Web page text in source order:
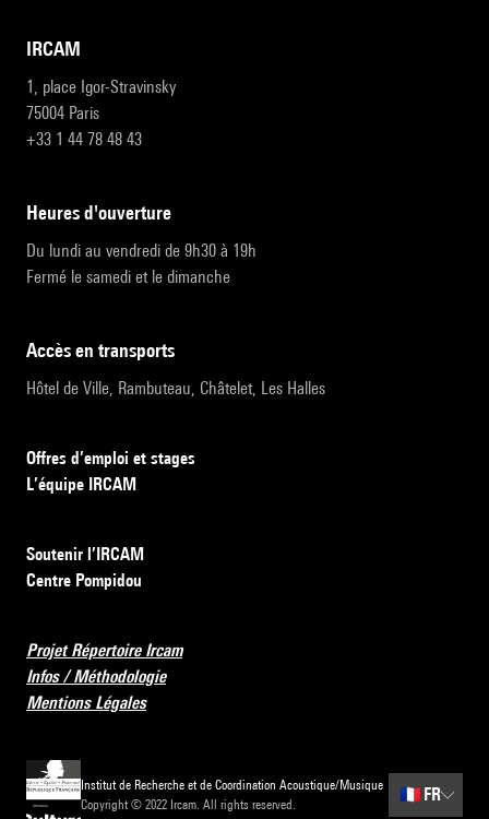
IRCAM
1, place Igor-Stravinsky
75004 Paris
+33 1 44 78 48 43
heures d'ouverture
Du lundi au vendredi de 9h30 à 19h
Fermé le samedi et le dimanche
accès en transports
Hôtel de Ville, Rambuteau, Châtelet, Les Halles
Offres d’emploi et stages
L’équipe IRCAM
Soutenir l’IRCAM
Centre Pompidou
Projet Répertoire Ircam
Infos / Méthodologie
Mentions Légales
Institut de Recherche et de Coordination Acoustique/Musique
Copyright © 2022 Ircam. All rights reserved.
🇫🇷 FR